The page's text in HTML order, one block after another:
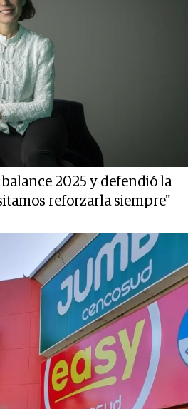
2025 y defendió la
reforzarla siempre"